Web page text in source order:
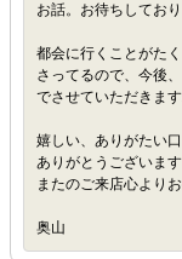
お話。お待ちしてお
都会に行くことがた
さってるので、今後
でさせていただきま
嬉しい、ありがたい
ありがとうございます
またのご来店心より
奥山